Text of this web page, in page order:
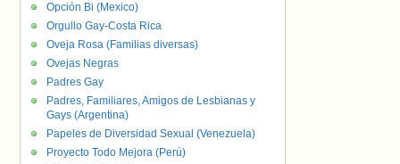
Opción Bi (Mexico)
Orgullo Gay-Costa Rica
Oveja Rosa (Familias diversas)
Ovejas Negras
Padres Gay
Padres, Familiares, Amigos de Lesbianas y
Gays (Argentina)
Papeles de Diversidad Sexual (Venezuela)
Proyecto Todo Mejora (Perú)